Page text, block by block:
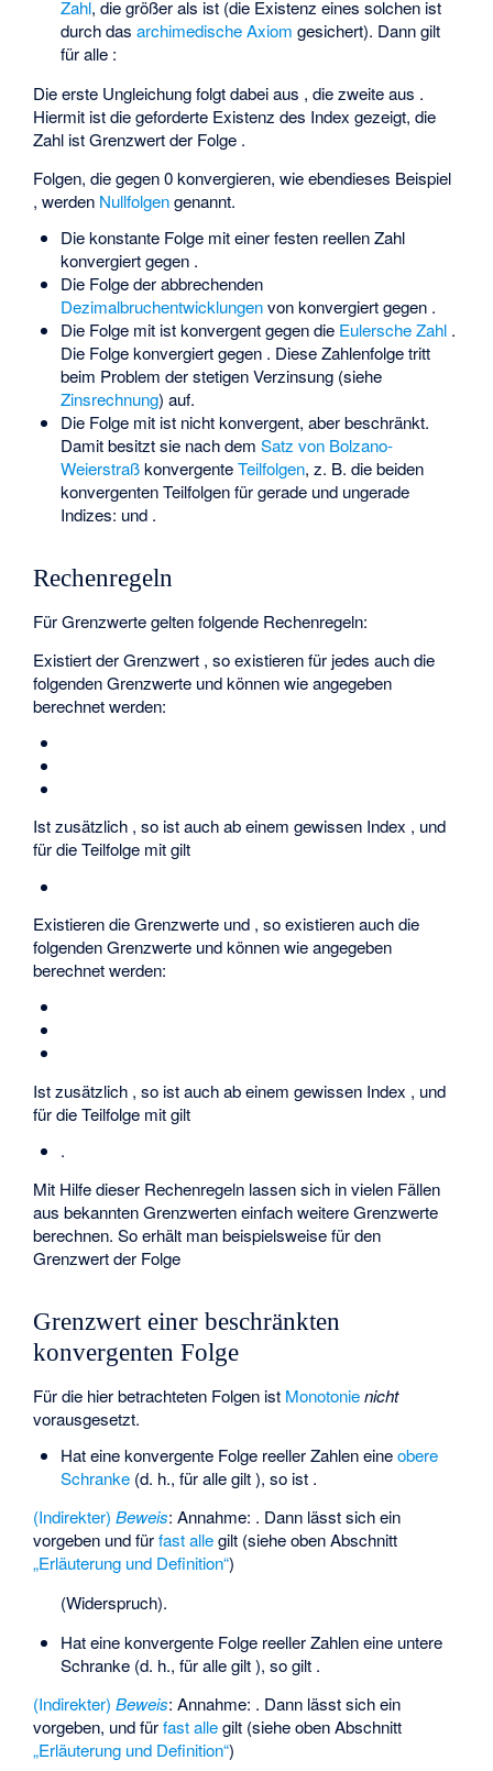
Zahl, die größer als ist (die Existenz eines solchen ist
durch das archimedische Axiom gesichert). Dann gilt
für alle :
Die erste Ungleichung folgt dabei aus , die zweite aus .
Hiermit ist die geforderte Existenz des Indexgezeigt, die
Zahl ist Grenzwert der Folge .
Folgen, die gegen 0 konvergieren, wie ebendieses Beispiel
, werden Nullfolgengenannt.
Die konstante Folge mit einer festen reellen Zahl
konvergiert gegen .
Die Folgeder abbrechenden
Dezimalbruchentwicklungenvonkonvergiert gegen .
Die Folge mit ist konvergent gegen die Eulersche Zahl .
Die Folgekonvergiert gegen . Diese Zahlenfolge tritt
beim Problem der stetigen Verzinsung (siehe
Zinsrechnung) auf.
Die Folge mit ist nicht konvergent, aber beschränkt.
Damit besitzt sie nach dem Satz von Bolzano-
WeierstraßkonvergenteTeilfolgen, z. B. die beiden
konvergenten Teilfolgen für gerade und ungerade
Indizes: und .
Rechenregeln
Für Grenzwerte gelten folgende Rechenregeln:
Existiert der Grenzwert , so existieren für jedesauch die
folgenden Grenzwerte und können wie angegeben
berechnet werden:
Ist zusätzlich , so ist auchab einem gewissen Index , und
für die Teilfolge mitgilt
Existieren die Grenzwerte und , so existieren auch die
folgenden Grenzwerte und können wie angegeben
berechnet werden:
Ist zusätzlich , so ist auchab einem gewissen Index , und
für die Teilfolge mitgilt
.
Mit Hilfe dieser Rechenregeln lassen sich in vielen Fällen
aus bekannten Grenzwerten einfach weitere Grenzwerte
berechnen. So erhält man beispielsweise für den
Grenzwert der Folge
Grenzwert einer beschränkten
konvergenten Folge
Für die hier betrachteten Folgen ist Monotonie nicht
vorausgesetzt.
Hat eine konvergente Folge reeller Zahlen eineobere
Schranke (d. h., für allegilt), so ist .
(Indirekter)Beweis: Annahme: . Dann lässt sich ein
vorgeben und fürfast alle gilt (siehe oben Abschnitt
„Erläuterung und Definition“)
(Widerspruch).
Hat eine konvergente Folge reeller Zahlen eine untere
Schranke (d. h., für allegilt), so gilt .
(Indirekter)Beweis: Annahme: . Dann lässt sich ein
vorgeben, und fürfast alle gilt (siehe oben Abschnitt
„Erläuterung und Definition“)